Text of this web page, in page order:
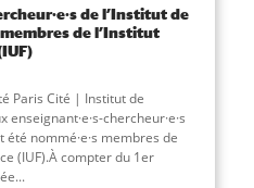
de l’Institut de
de l’Institut
Paris Cité | Institut de
chercheur·e·s
été nommé·e·s membres de
(IUF).À compter du 1er